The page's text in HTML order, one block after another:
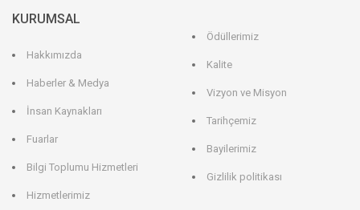
KURUMSAL
Hakkımızda
Haberler & Medya
İnsan Kaynakları
Fuarlar
Bilgi Toplumu Hizmetleri
Hizmetlerimiz
Ödüllerimiz
Kalite
Vizyon ve Misyon
Tarihçemiz
Bayilerimiz
Gizlilik politikası